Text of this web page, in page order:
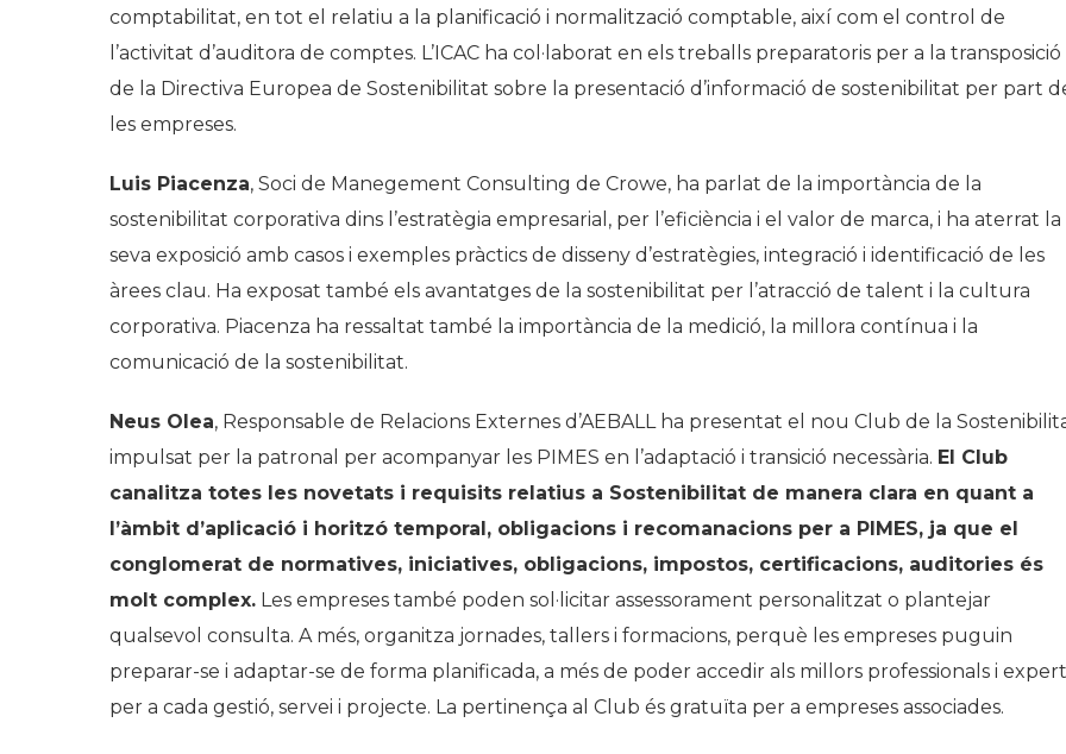
comptabilitat, en tot el relatiu a la planificació i normalització comptable, així com el control de
l’activitat d’auditora de comptes. L’ICAC ha col·laborat en els treballs preparatoris per a la transposició
de la Directiva Europea de Sostenibilitat sobre la presentació d’informació de sostenibilitat per part
les empreses.
Luis Piacenza, Soci de Manegement Consulting de Crowe, ha parlat de la importància de la
sostenibilitat corporativa dins l’estratègia empresarial, per l’eficiència i el valor de marca, i ha aterrat la
seva exposició amb casos i exemples pràctics de disseny d’estratègies, integració i identificació de les
àrees clau. Ha exposat també els avantatges de la sostenibilitat per l’atracció de talent i la cultura
corporativa. Piacenza ha ressaltat també la importància de la medició, la millora contínua i la
comunicació de la sostenibilitat.
Neus Olea, Responsable de Relacions Externes d’AEBALL ha presentat el nou Club de la
impulsat per la patronal per acompanyar les PIMES en l’adaptació i transició necessària. El Club
canalitza totes les novetats i requisits relatius a Sostenibilitat de manera clara en quant a
l’àmbit d’aplicació i horitzó temporal, obligacions i recomanacions per a PIMES, ja que el
conglomerat de normatives, iniciatives, obligacions, impostos, certificacions, auditories és
molt complex. Les empreses també poden sol·licitar assessorament personalitzat o plantejar
qualsevol consulta. A més, organitza jornades, tallers i formacions, perquè les empreses puguin
preparar-se i adaptar-se de forma planificada, a més de poder accedir als millors professionals i
per a cada gestió, servei i projecte. La pertinença al Club és gratuïta per a empreses associades.